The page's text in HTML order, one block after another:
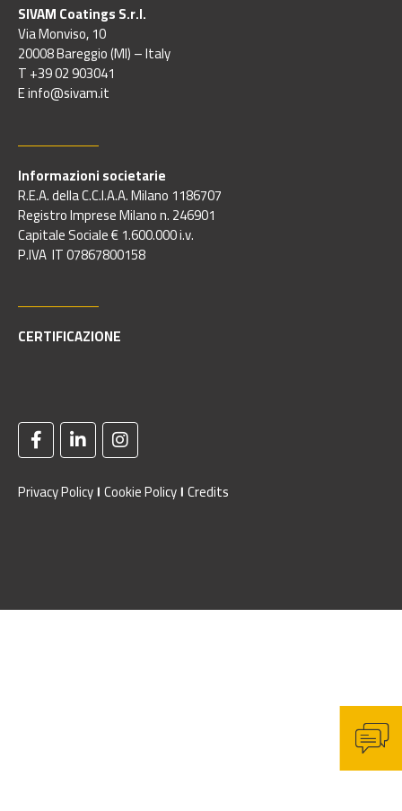
SIVAM Coatings S.r.l.
Via Monviso, 10
20008 Bareggio (MI) – Italy
T +39 02 903041
E info@sivam.it
Informazioni societarie
R.E.A. della C.C.I.A.A. Milano 1186707
Registro Imprese Milano n. 246901
Capitale Sociale € 1.600.000 i.v.
P.IVA IT 07867800158
CERTIFICAZIONE
Privacy Policy Cookie Policy Credits